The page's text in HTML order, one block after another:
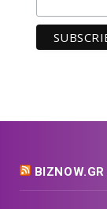
BIZNOW.GR